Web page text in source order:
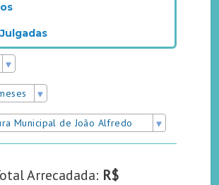
Municipal de João Alfredo
Arrecadada: R$